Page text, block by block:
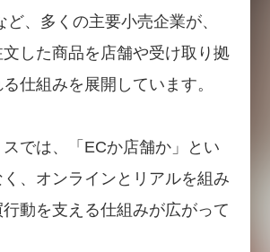
、多くの主要小売企業が、
した商品を店舗や受け取り拠
仕組みを展開しています。
では、「ECか店舗か」とい
く、オンラインとリアルを組み
動を支える仕組みが広がって